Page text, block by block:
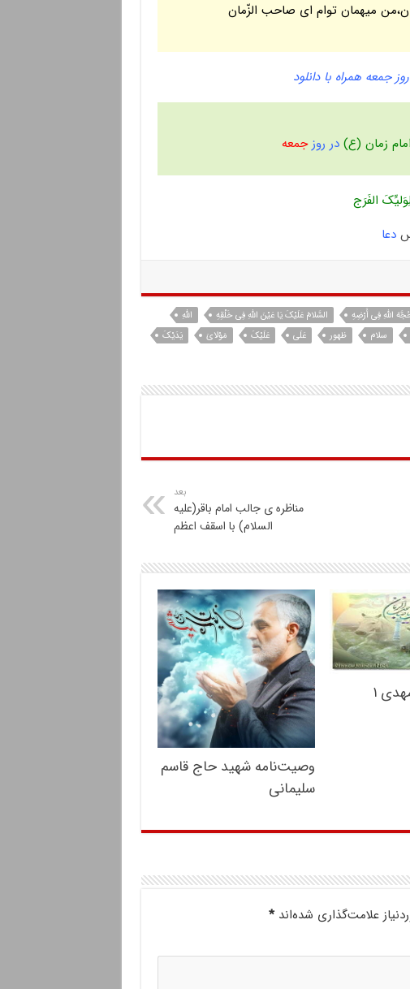
میهمان توام اى صاحب الزّمان
جمعه همراه با دانلود
امام زمان (ع) در روزجمعه
الفَرَج
دعا
اللَّهِ فِی أَرْضِهِ السَّلامُ عَلَیْکَ یَا عَیْنَ اللَّهِ فِی خَلْقِهِ
اللَّهِ
سلام ظهور عَلَى عَلَیْکَ مَوْلایَ یَدَیْکَ
بعد
مناظره ی جالب امام باقر(علیه
السلام) با اسقف اعظم
۱
وصیت‌نامه شهید حاج قاسم
سلیمانی
علامت‌گذاری شده‌اند*